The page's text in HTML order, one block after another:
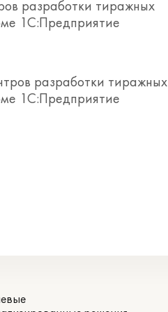
разработки тиражных
1С:Предприятие
разработки тиражных
1С:Предприятие